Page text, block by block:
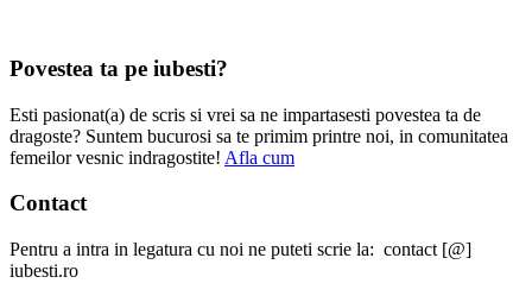
Povestea ta pe iubesti?
Esti pasionat(a) de scris si vrei sa ne impartasesti povestea ta de
dragoste? Suntem bucurosi sa te primim printre noi, in comunitatea
femeilor vesnic indragostite! Afla cum
Contact
Pentru a intra in legatura cu noi ne puteti scrie la: contact [@]
iubesti.ro